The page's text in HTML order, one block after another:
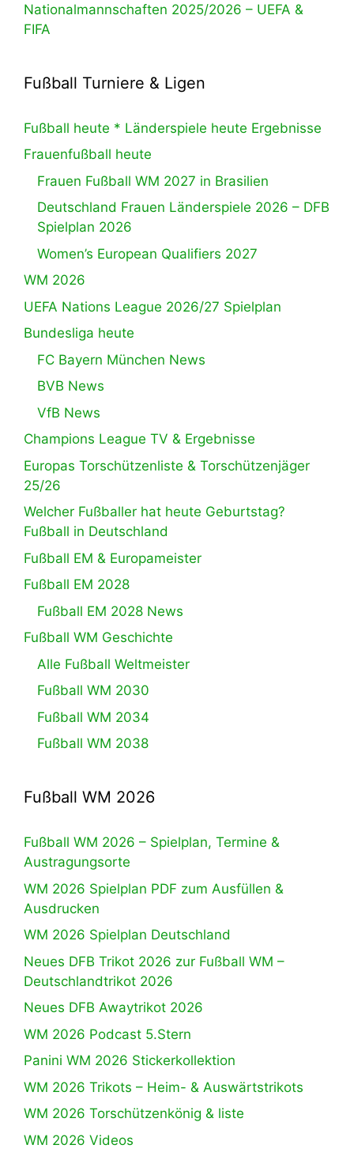
Nationalmannschaften 2025/2026 – UEFA &
FIFA
Fußball Turniere & Ligen
Fußball heute * Länderspiele heute Ergebnisse
Frauenfußball heute
Frauen Fußball WM 2027 in Brasilien
Deutschland Frauen Länderspiele 2026 – DFB
Spielplan 2026
Women’s European Qualifiers 2027
WM 2026
UEFA Nations League 2026/27 Spielplan
Bundesliga heute
FC Bayern München News
BVB News
VfB News
Champions League TV & Ergebnisse
Europas Torschützenliste & Torschützenjäger
25/26
Welcher Fußballer hat heute Geburtstag?
Fußball in Deutschland
Fußball EM & Europameister
Fußball EM 2028
Fußball EM 2028 News
Fußball WM Geschichte
Alle Fußball Weltmeister
Fußball WM 2030
Fußball WM 2034
Fußball WM 2038
Fußball WM 2026
Fußball WM 2026 – Spielplan, Termine &
Austragungsorte
WM 2026 Spielplan PDF zum Ausfüllen &
Ausdrucken
WM 2026 Spielplan Deutschland
Neues DFB Trikot 2026 zur Fußball WM –
Deutschlandtrikot 2026
Neues DFB Awaytrikot 2026
WM 2026 Podcast 5.Stern
Panini WM 2026 Stickerkollektion
WM 2026 Trikots – Heim- & Auswärtstrikots
WM 2026 Torschützenkönig & liste
WM 2026 Videos